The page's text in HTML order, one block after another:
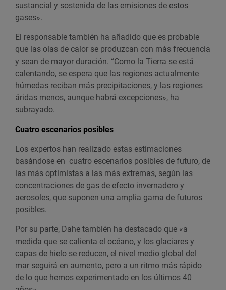
sustancial y sostenida de las emisiones de estos
gases».
El responsable también ha añadido que es probable
que las olas de calor se produzcan con más frecuencia
y sean de mayor duración. “Como la Tierra se está
calentando, se espera que las regiones actualmente
húmedas reciban más precipitaciones, y las regiones
áridas menos, aunque habrá excepciones», ha
subrayado.
Cuatro escenarios posibles
Los expertos han realizado estas estimaciones
basándose en cuatro escenarios posibles de futuro, de
las más optimistas a las más extremas, según las
concentraciones de gas de efecto invernadero y
aerosoles, que suponen una amplia gama de futuros
posibles.
Por su parte, Dahe también ha destacado que «a
medida que se calienta el océano, y los glaciares y
capas de hielo se reducen, el nivel medio global del
mar seguirá en aumento, pero a un ritmo más rápido
de lo que hemos experimentado en los últimos 40